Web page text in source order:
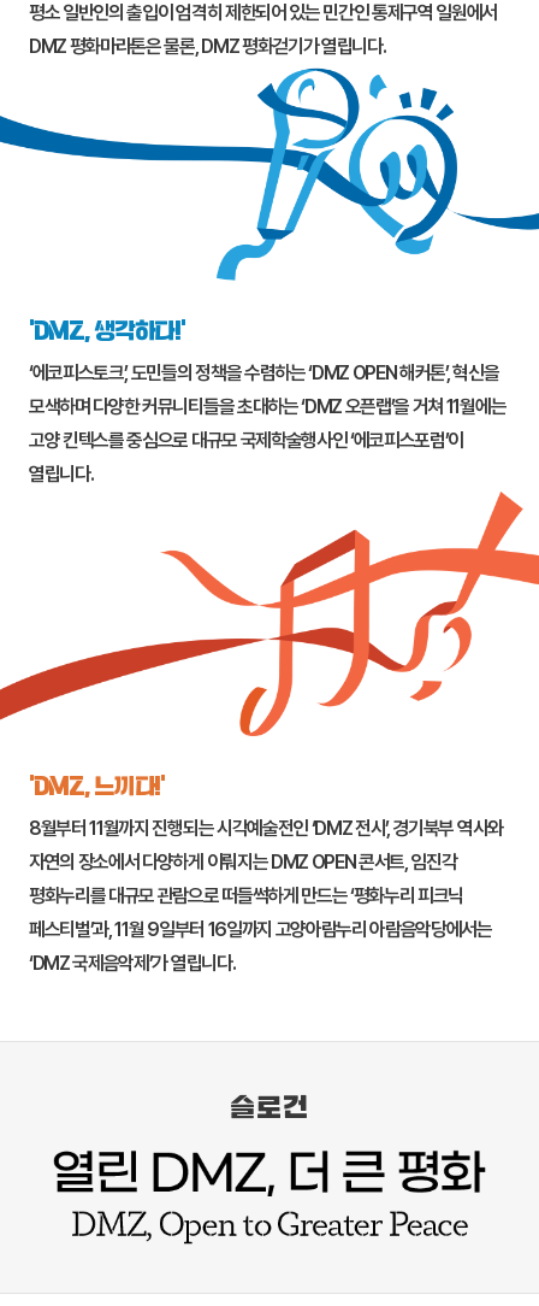
평소 일반인의 출입이 엄격히 제한되어 있는 민간인 통제구역 일원에서
DMZ 평화마라톤은 물론, DMZ 평화걷기가 열립니다.
‘DMZ, 생각하다!’
‘에코피스토크’, 도민들의 정책을 수렴하는 ‘DMZ OPEN 해커톤’, 혁신을
모색하며 다양한 커뮤니티들을 초대하는 ‘DMZ 오픈랩’을 거쳐 11월에는
고양킨텍스를 중심으로 대규모 국제학술행사인 ‘에코피스포럼’이
열립니다.
‘DMZ, 느끼다!’
8월부터 11월까지 진행되는 시각예술전인 ‘DMZ 전시’, 경기북부 역사와
자연의 장소에서 다양하게 이뤄지는 DMZ OPEN 콘서트, 임진각
평화누리를 대규모 관람으로 떠들썩하게 만드는 ‘평화누리 피크닉
페스티벌’과, 11월 9일부터 16일까지 고양아람누리 아람음악당에서는
‘DMZ 국제음악제’가 열립니다.
슬로건